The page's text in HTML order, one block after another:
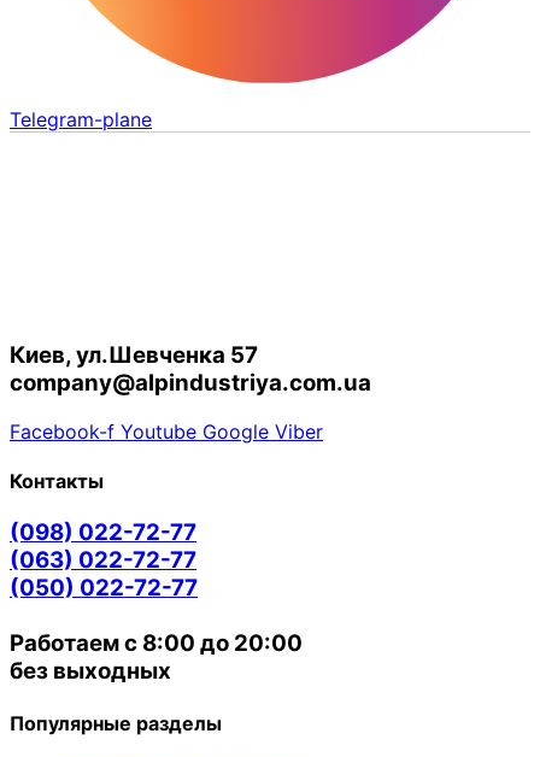
Telegram-plane
Киев, ул.Шевченка 57
company@alpindustriya.com.ua
Facebook-f Youtube Google Viber
Контакты
(098) 022-72-77
(063) 022-72-77
(050) 022-72-77
Работаем с 8:00 до 20:00
без выходных
Популярные разделы